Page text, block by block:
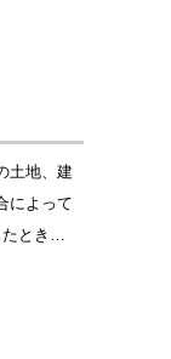
土地、建
によって
たとき…